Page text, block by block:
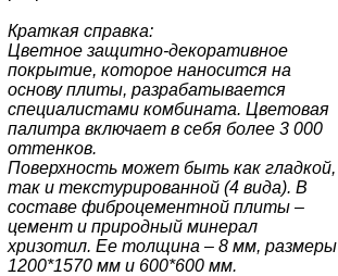
Краткая справка:
Цветное защитно-декоративное
покрытие, которое наносится на
основу плиты, разрабатывается
специалистами комбината. Цветовая
палитра включает в себя более 3 000
оттенков.
Поверхность может быть как гладкой,
так и текстурированной (4 вида). В
составе фиброцементной плиты –
цемент и природный минерал
хризотил. Ее толщина – 8 мм, размеры
1200*1570 мм и 600*600 мм.